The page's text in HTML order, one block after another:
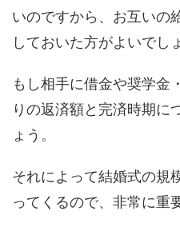
いのですから、お互いの
しておいた方がよいでし
もし相手に借金や奨学金
りの返済額と完済時期に
ょう。
それによって結婚式の規
ってくるので、非常に重